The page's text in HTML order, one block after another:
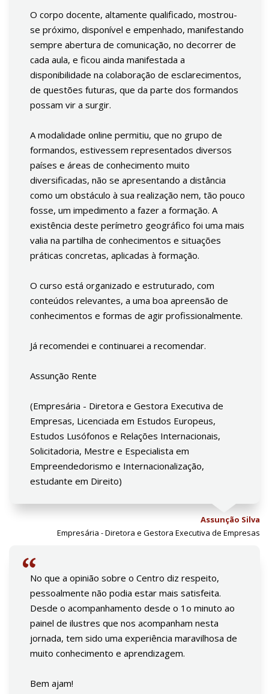
O corpo docente, altamente qualificado, mostrou-
se próximo, disponível e empenhado, manifestando
sempre abertura de comunicação, no decorrer de
cada aula, e ficou ainda manifestada a
disponibilidade na colaboração de esclarecimentos,
de questões futuras, que da parte dos formandos
possam vir a surgir.
A modalidade online permitiu, que no grupo de
formandos, estivessem representados diversos
países e áreas de conhecimento muito
diversificadas, não se apresentando a distância
como um obstáculo à sua realização nem, tão pouco
fosse, um impedimento a fazer a formação. A
existência deste perímetro geográfico foi uma mais
valia na partilha de conhecimentos e situações
práticas concretas, aplicadas à formação.
O curso está organizado e estruturado, com
conteúdos relevantes, a uma boa apreensão de
conhecimentos e formas de agir profissionalmente.
Já recomendei e continuarei a recomendar.
Assunção Rente
(Empresária - Diretora e Gestora Executiva de
Empresas, Licenciada em Estudos Europeus,
Estudos Lusófonos e Relações Internacionais,
Solicitadoria, Mestre e Especialista em
Empreendedorismo e Internacionalização,
estudante em Direito)
Assunção Silva
Empresária - Diretora e Gestora Executiva de Empresas
No que a opinião sobre o Centro diz respeito,
pessoalmente não podia estar mais satisfeita.
Desde o acompanhamento desde o 1o minuto ao
painel de ilustres que nos acompanham nesta
jornada, tem sido uma experiência maravilhosa de
muito conhecimento e aprendizagem.
Bem ajam!